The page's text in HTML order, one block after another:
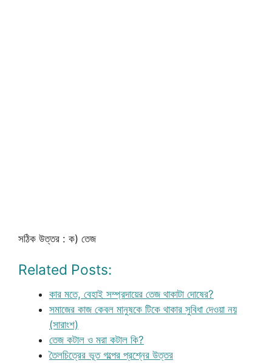
সঠিক উত্তর : ক) তেজ
Related Posts:
কার মতে, বেহাই সম্প্রদায়ের তেজ থাকাটা দোষের?
সমাজের কাজ কেবল মানুষকে টিকে থাকার সুবিধা দেওয়া নয়
(সারাংশ)
তেজ কটাল ও মরা কটাল কি?
তৈলচিত্রের ভূত গল্পের প্রশ্নের উত্তর